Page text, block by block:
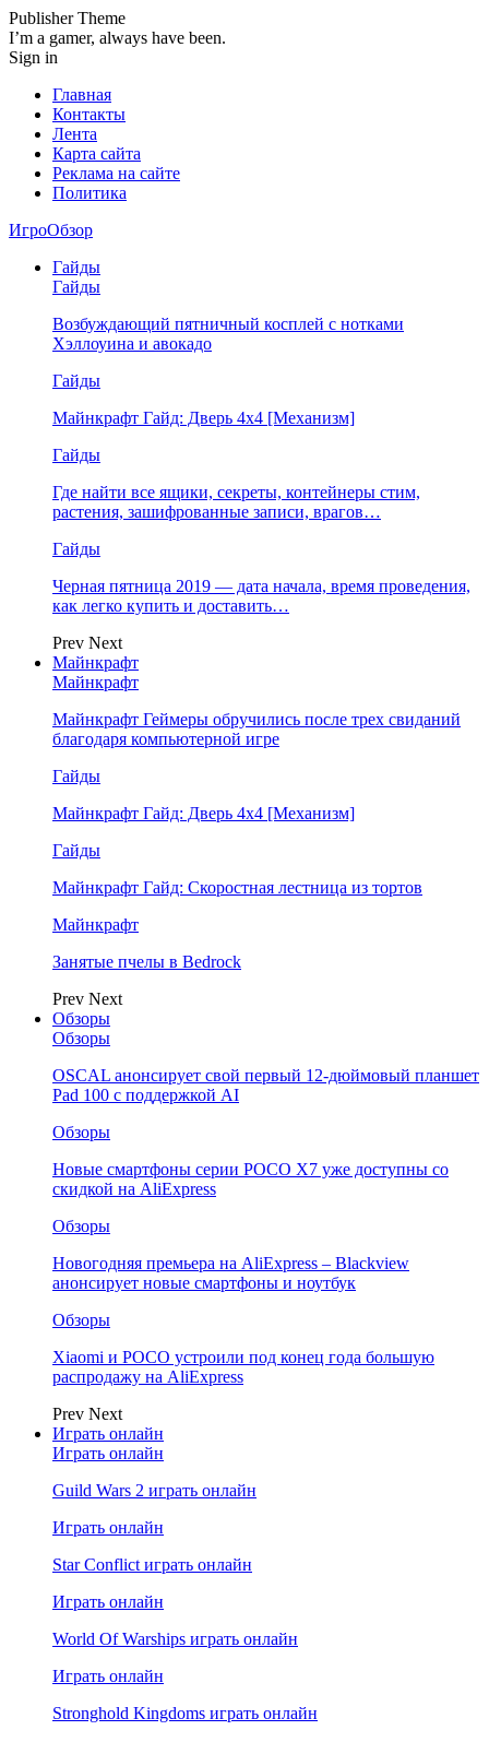
Publisher Theme
I’m a gamer, always have been.
Sign in
Главная
Контакты
Лента
Карта сайта
Реклама на сайте
Политика
ИгроОбзор
Гайды
Гайды
Возбуждающий пятничный косплей с нотками
Хэллоуина и авокадо
Гайды
Майнкрафт Гайд: Дверь 4х4 [Механизм]
Гайды
Где найти все ящики, секреты, контейнеры стим,
растения, зашифрованные записи, врагов…
Гайды
Черная пятница 2019 — дата начала, время проведения,
как легко купить и доставить…
Prev Next
Майнкрафт
Майнкрафт
Майнкрафт Геймеры обручились после трех свиданий
благодаря компьютерной игре
Гайды
Майнкрафт Гайд: Дверь 4х4 [Механизм]
Гайды
Майнкрафт Гайд: Скоростная лестница из тортов
Майнкрафт
Занятые пчелы в Bedrock
Prev Next
Обзоры
Обзоры
OSCAL анонсирует свой первый 12-дюймовый планшет
Pad 100 с поддержкой AI
Обзоры
Новые смартфоны серии POCO X7 уже доступны со
скидкой на AliExpress
Обзоры
Новогодняя премьера на AliExpress – Blackview
анонсирует новые смартфоны и ноутбук
Обзоры
Xiaomi и POCO устроили под конец года большую
распродажу на AliExpress
Prev Next
Играть онлайн
Играть онлайн
Guild Wars 2 играть онлайн
Играть онлайн
Star Conflict играть онлайн
Играть онлайн
World Of Warships играть онлайн
Играть онлайн
Stronghold Kingdoms играть онлайн